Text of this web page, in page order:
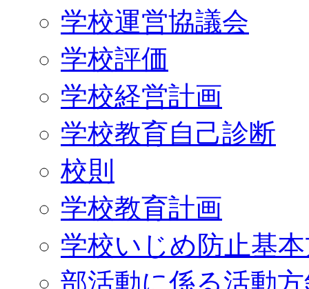
学校運営協議会
学校評価
学校経営計画
学校教育自己診断
校則
学校教育計画
学校いじめ防止基
部活動に係る活動